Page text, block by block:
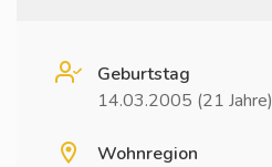
Geburtstag
14.03.2005 (21 Jahre)
Wohnregion